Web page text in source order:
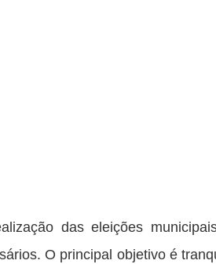
das eleições
O principal objetivo é